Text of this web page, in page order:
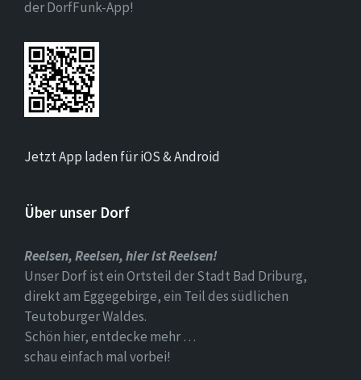
der DorfFunk-App!
Jetzt App laden für iOS & Android
Über unser Dorf
Reelsen, Reelsen, hier ist Reelsen!
Unser Dorf ist ein Ortsteil der Stadt Bad Driburg,
direkt am Eggegebirge, ein Teil des südlichen
Teutoburger Waldes.
Schön hier, entdecke mehr …
schau einfach mal vorbei!